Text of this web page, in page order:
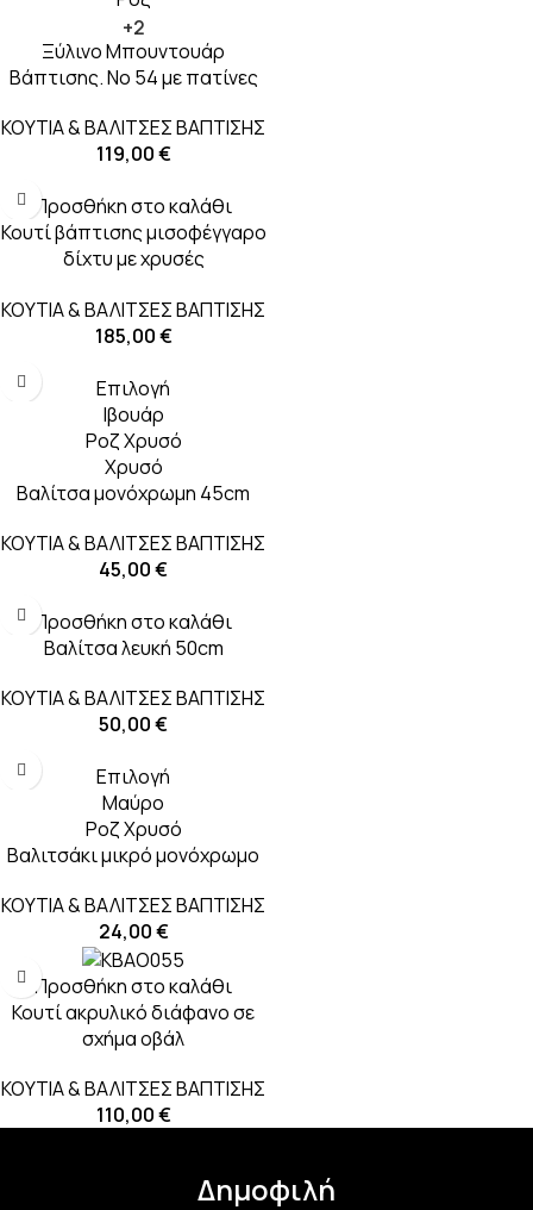
+2
Ξύλινο Μπουντουάρ
Βάπτισης. Νο 54 με πατίνες
ΚΟΥΤΙΑ & ΒΑΛΙΤΣΕΣ ΒΑΠΤΙΣΗΣ
119,00€
Προσθήκη στο καλάθι
Κουτί βάπτισης μισοφέγγαρο
δίχτυ με χρυσές
ΚΟΥΤΙΑ & ΒΑΛΙΤΣΕΣ ΒΑΠΤΙΣΗΣ
185,00€
Επιλογή
Ιβουάρ
Ροζ Χρυσό
Χρυσό
Βαλίτσα μονόχρωμη 45cm
ΚΟΥΤΙΑ & ΒΑΛΙΤΣΕΣ ΒΑΠΤΙΣΗΣ
45,00€
Προσθήκη στο καλάθι
Βαλίτσα λευκή 50cm
ΚΟΥΤΙΑ & ΒΑΛΙΤΣΕΣ ΒΑΠΤΙΣΗΣ
50,00€
Επιλογή
Μαύρο
Ροζ Χρυσό
Βαλιτσάκι μικρό μονόχρωμο
ΚΟΥΤΙΑ & ΒΑΛΙΤΣΕΣ ΒΑΠΤΙΣΗΣ
24,00€
Προσθήκη στο καλάθι
Κουτί ακρυλικό διάφανο σε
σχήμα οβάλ
ΚΟΥΤΙΑ & ΒΑΛΙΤΣΕΣ ΒΑΠΤΙΣΗΣ
110,00€
Δημοφιλή